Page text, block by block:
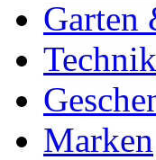
Garten
Technik
Marken